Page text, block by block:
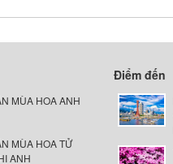
MÙA HOA ANH
MÙA HOA TỬ
ANH
Điểm đến